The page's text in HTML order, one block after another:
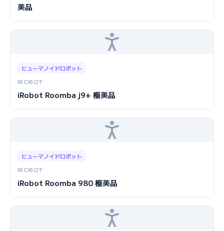
美品
ヒューマノイドロボット
IROBOT
iRobot Roomba j9+ 極美品
ヒューマノイドロボット
IROBOT
iRobot Roomba 980 極美品